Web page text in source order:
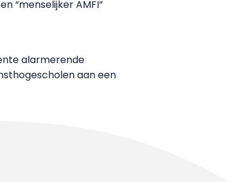
“menselijker AMFI”
alarmerende
aan een